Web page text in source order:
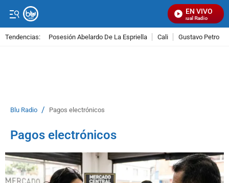
EN VIVO
Señal Visual Radio
Tendencias: Posesión Abelardo De La Espriella Cali Gustavo Petro
Blu Radio / Pagos electrónicos
Pagos electrónicos